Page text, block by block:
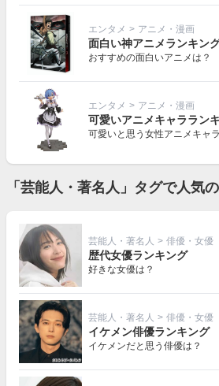
エンタメ > アニメ・漫画
面白い神アニメランキン
おすすめの面白いアニメは？
エンタメ > アニメ・漫画
可愛いアニメキャララン
可愛いと思う女性アニメキャ
「芸能人・著名人」タグで人気
芸能人・著名人 > 俳優・女優
歴代女優ランキング
好きな女優は？
芸能人・著名人 > 俳優・女優
イケメン俳優ランキング
イケメンだと思う俳優は？